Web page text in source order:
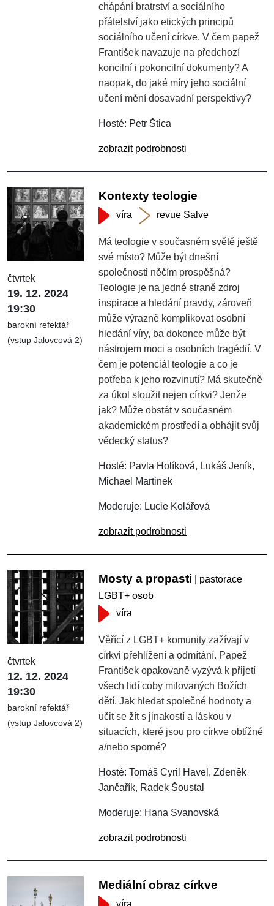
chápání bratrství a sociálního
přátelství jako etických principů
sociálního učení církve. V čem papež
František navazuje na předchozí
koncilní i pokoncilní dokumenty? A
naopak, do jaké míry jeho sociální
učení mění dosavadní perspektivy?
Hosté: Petr Štica
zobrazit podrobnosti
čtvrtek
19. 12. 2024
19:30
barokní refektář
(vstup Jalovcová 2)
Kontexty teologie
víra revue Salve
Má teologie v současném světě ještě
své místo? Může být dnešní
společnosti něčím prospěšná?
Teologie je na jedné straně zdroj
inspirace a hledání pravdy, zároveň
může výrazně komplikovat osobní
hledání víry, ba dokonce může být
nástrojem moci a osobních tragédií. V
čem je potenciál teologie a co je
potřeba k jeho rozvinutí? Má skutečně
za úkol sloužit nejen církvi? Jenže
jak? Může obstát v současném
akademickém prostředí a obhájit svůj
vědecký status?
Hosté: Pavla Holíková, Lukáš Jeník,
Michael Martinek
Moderuje: Lucie Kolářová
zobrazit podrobnosti
čtvrtek
12. 12. 2024
19:30
barokní refektář
(vstup Jalovcová 2)
Mosty a propasti | pastorace
LGBT+ osob
víra
Věřící z LGBT+ komunity zažívají v
církvi přehlížení a odmítání. Papež
František opakovaně vyzývá k přijetí
všech lidí coby milovaných Božích
dětí. Jak hledat společné hodnoty a
učit se žít s jinakostí a láskou v
situacích, které jsou pro církve obtížné
a/nebo sporné?
Hosté: Tomáš Cyril Havel, Zdeněk
Jančařík, Radek Šoustal
Moderuje: Hana Svanovská
zobrazit podrobnosti
Mediální obraz církve
víra